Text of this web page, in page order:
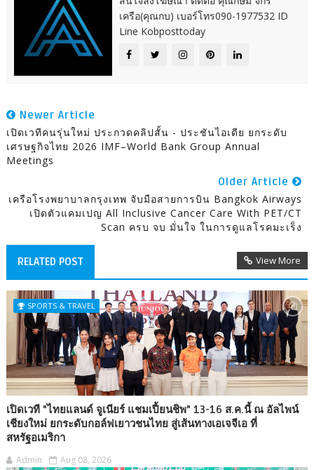
เครือ(คุณกบ) เบอร์โทร090-1977532 ID
Line Kobposttoday
Newer Article
เปิดเวทีคนรุ่นใหม่ ประกวดคลิปสั้น - ประชันไอเดีย ยกระดับ
เศรษฐกิจไทย 2026 IMF–World Bank Group Annual
Meetings
Older Article
เครือโรงพยาบาลกรุงเทพ จับมือสายการบิน Bangkok Airways
เปิดตัวแคมเปญ All Inclusive Cancer Care With PET/CT
Scan ครบ จบ มั่นใจ ในการดูแลโรคมะเร็ง
RELATED POST View More
SPORTS & TRAVEL
เปิดเวที "ไทยแลนด์ จูเนียร์ แชมเปี้ยนชิพ" 13-16 ส.ค.นี้ ณ อัลไพน์
เชียงใหม่ ยกระดับกอล์ฟเยาวชนไทย สู่เส้นทางเอเจจีเอ ที่
สหรัฐอเมริกา
Admin Aug 08, 2026